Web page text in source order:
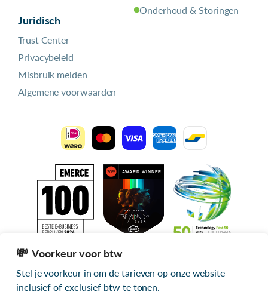
Juridisch
Trust Center
Privacybeleid
Misbruik melden
Algemene voorwaarden
Onderhoud & Storingen
Alle getoonde prijzen zijn exclusief btw
Voorkeur voor btw
Stel je voorkeur in om de tarieven op onze website
inclusief of exclusief btw te tonen.